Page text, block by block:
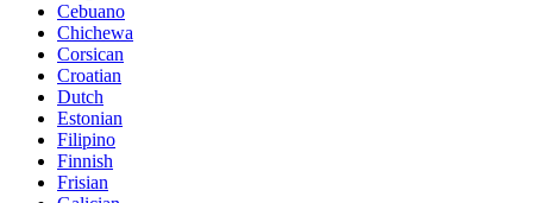
Cebuano
Chichewa
Corsican
Croatian
Dutch
Estonian
Filipino
Finnish
Frisian